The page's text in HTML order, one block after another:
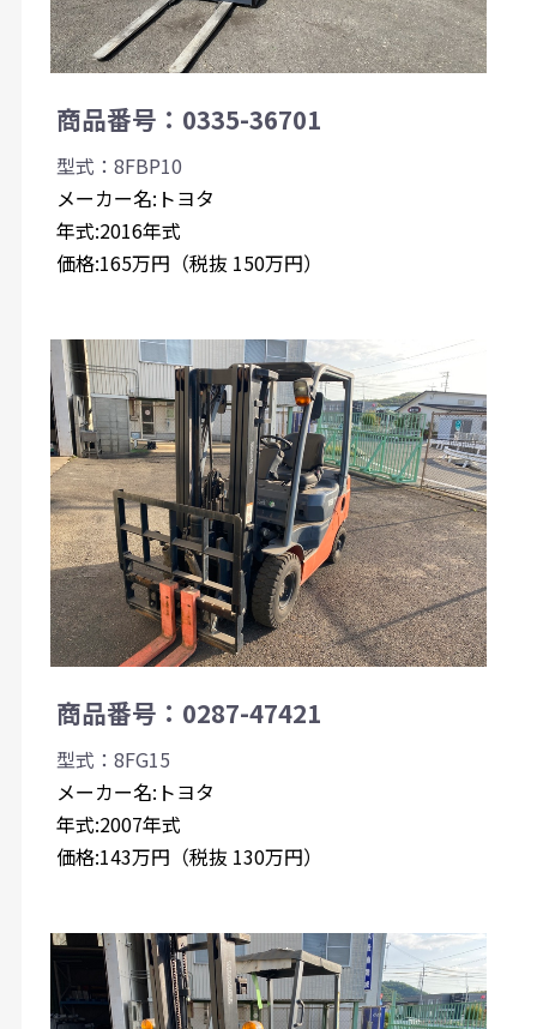
商品番号：0335-36701
型式：8FBP10
メーカー名:トヨタ
年式:2016年式
価格:165万円（税抜 150万円）
商品番号：0287-47421
型式：8FG15
メーカー名:トヨタ
年式:2007年式
価格:143万円（税抜 130万円）